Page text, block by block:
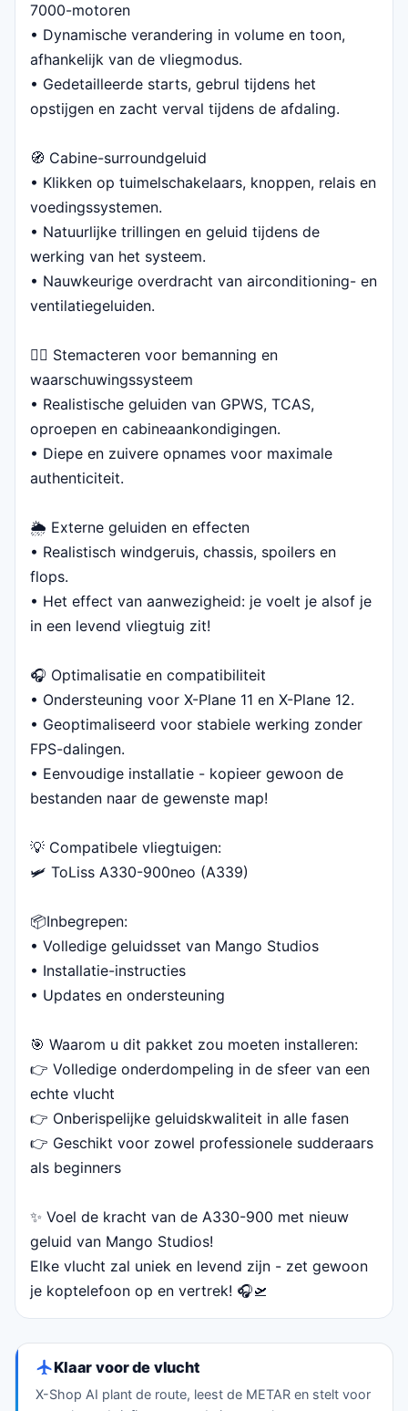
7000-motoren
• Dynamische verandering in volume en toon,
afhankelijk van de vliegmodus.
• Gedetailleerde starts, gebrul tijdens het
opstijgen en zacht verval tijdens de afdaling.
🧭 Cabine-surroundgeluid
• Klikken op tuimelschakelaars, knoppen, relais en
voedingssystemen.
• Natuurlijke trillingen en geluid tijdens de
werking van het systeem.
• Nauwkeurige overdracht van airconditioning- en
ventilatiegeluiden.
👨‍✈️ Stemacteren voor bemanning en
waarschuwingssysteem
• Realistische geluiden van GPWS, TCAS,
oproepen en cabineaankondigingen.
• Diepe en zuivere opnames voor maximale
authenticiteit.
🌦️ Externe geluiden en effecten
• Realistisch windgeruis, chassis, spoilers en
flops.
• Het effect van aanwezigheid: je voelt je alsof je
in een levend vliegtuig zit!
🎧 Optimalisatie en compatibiliteit
• Ondersteuning voor X-Plane 11 en X-Plane 12.
• Geoptimaliseerd voor stabiele werking zonder
FPS-dalingen.
• Eenvoudige installatie - kopieer gewoon de
bestanden naar de gewenste map!
💡 Compatibele vliegtuigen:
🛩️ ToLiss A330-900neo (A339)
📦Inbegrepen:
• Volledige geluidsset van Mango Studios
• Installatie-instructies
• Updates en ondersteuning
🎯 Waarom u dit pakket zou moeten installeren:
👉 Volledige onderdompeling in de sfeer van een
echte vlucht
👉 Onberispelijke geluidskwaliteit in alle fasen
👉 Geschikt voor zowel professionele sudderaars
als beginners
✨ Voel de kracht van de A330-900 met nieuw
geluid van Mango Studios!
Elke vlucht zal uniek en levend zijn - zet gewoon
je koptelefoon op en vertrek! 🎧🛫
Klaar voor de vlucht
X-Shop AI plant de route, leest de METAR en stelt voor